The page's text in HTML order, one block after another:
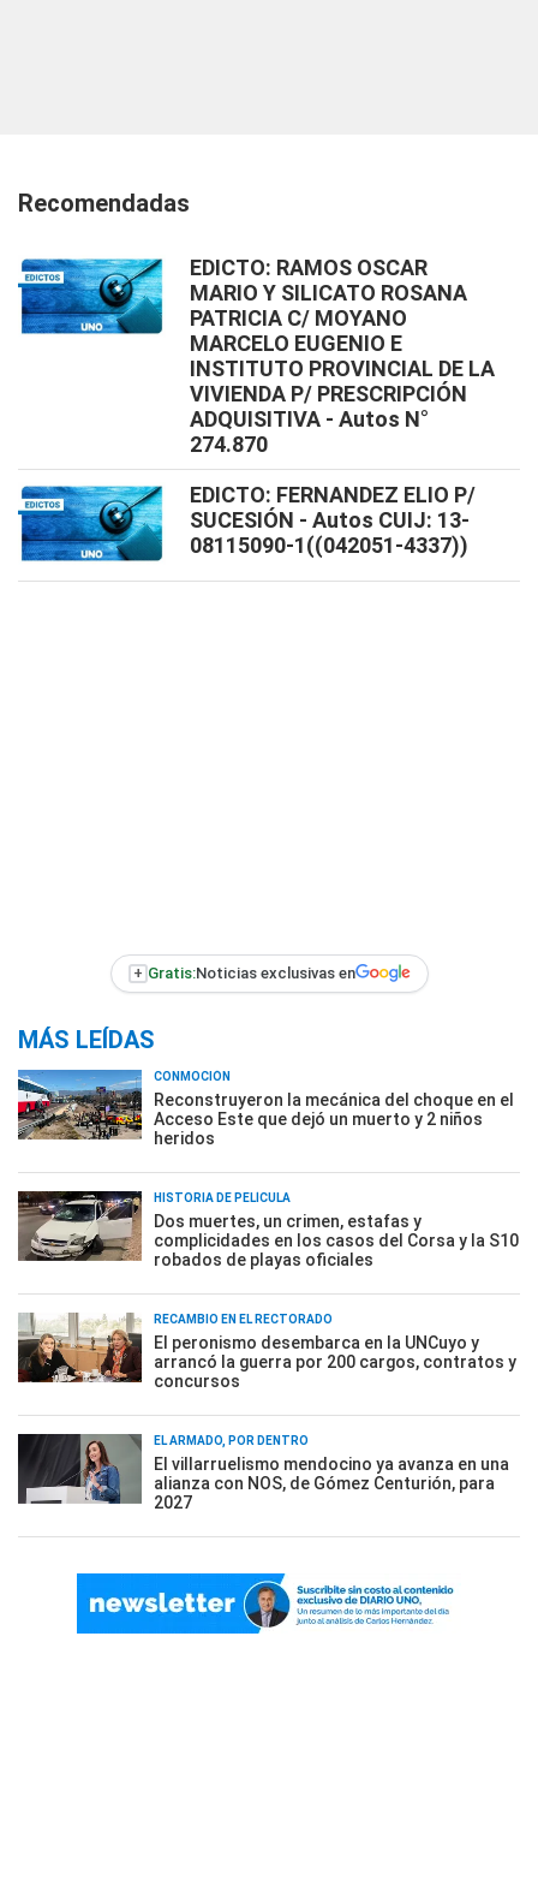
Recomendadas
EDICTO: RAMOS OSCAR
MARIO Y SILICATO ROSANA
PATRICIA C/ MOYANO
MARCELO EUGENIO E
INSTITUTO PROVINCIAL DE LA
VIVIENDA P/ PRESCRIPCIÓN
ADQUISITIVA - Autos N°
274.870
EDICTO: FERNANDEZ ELIO P/
SUCESIÓN - Autos CUIJ: 13-
08115090-1((042051-4337))
+ Gratis:Noticias exclusivas en
MÁS LEÍDAS
CONMOCIÓN
Reconstruyeron la mecánica del choque en el
Acceso Este que dejó un muerto y 2 niños
heridos
HISTORIA DE PELÍCULA
Dos muertes, un crimen, estafas y
complicidades en los casos del Corsa y la S10
robados de playas oficiales
RECAMBIO EN EL RECTORADO
El peronismo desembarca en la UNCuyo y
arrancó la guerra por 200 cargos, contratos y
concursos
EL ARMADO, POR DENTRO
El villarruelismo mendocino ya avanza en una
alianza con NOS, de Gómez Centurión, para
2027